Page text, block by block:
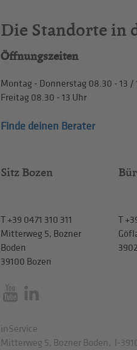
Die Standorte in
Öffnungszeiten
Montag - Donnerstag 08.30 - 13 /
Freitag 08.30 - 13 Uhr
Finde deinen Berater
Sitz Bozen
T+39 0471 310 311
Mitterweg 5, Bozner
Boden
39100 Bozen
T
inService
Mitterweg 5, Bozner Boden
I-